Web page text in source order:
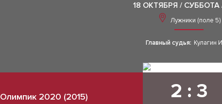
18 ОКТЯБРЯ / СУББОТА
Лужники (поле 5)
Главный судья: Кулагин
Олимпик 2020 (2015) 2 : 3